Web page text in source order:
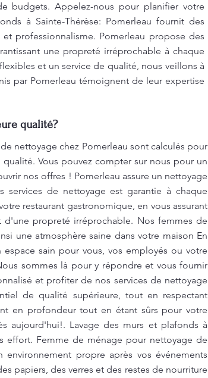
budgets. Appelez-nous pour planifier votre
à Sainte-Thérèse: Pomerleau fournit des
professionnalisme. Pomerleau propose des
une propreté irréprochable à chaque
et un service de qualité, nous veillons à
par Pomerleau témoignent de leur expertise
qualité?
nettoyage chez Pomerleau sont calculés pour
Vous pouvez compter sur nous pour un
nos offres ! Pomerleau assure un nettoyage
services de nettoyage est garantie à chaque
restaurant gastronomique, en vous assurant
propreté irréprochable. Nos femmes de
une atmosphère saine dans votre maison En
sain pour vous, vos employés ou votre
sommes là pour y répondre et vous fournir
et profiter de nos services de nettoyage
de qualité supérieure, tout en respectant
en profondeur tout en étant sûrs pour votre
aujourd'hui!. Lavage des murs et plafonds à
effort. Femme de ménage pour nettoyage de
propre après vos événements
papiers, des verres et des restes de nourriture